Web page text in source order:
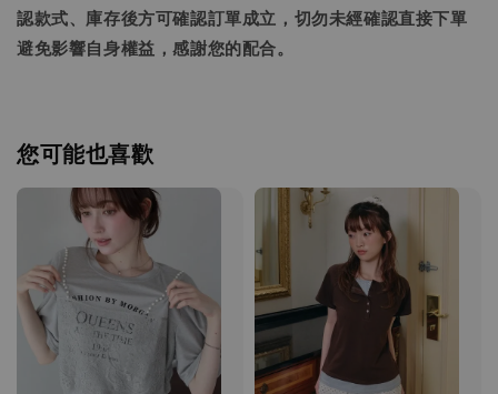
認款式、庫存後方可確認訂單成立，切勿未經確認直接下單
避免影響自身權益，感謝您的配合。
您可能也喜歡